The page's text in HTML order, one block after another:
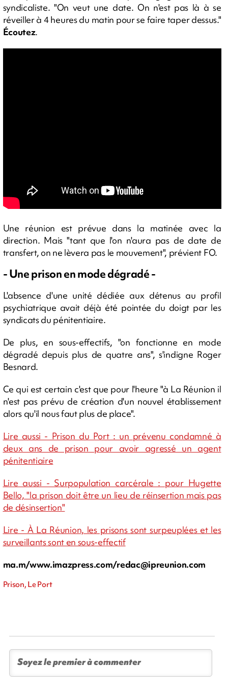
syndicaliste. "On veut une date. On n'est pas là à se
réveiller à 4 heures du matin pour se faire taper dessus."
Écoutez.
Une réunion est prévue dans la matinée avec la
direction. Mais "tant que l'on n'aura pas de date de
transfert, on ne lèvera pas le mouvement", prévient FO.
- Une prison en mode dégradé -
L'absence d'une unité dédiée aux détenus au profil
psychiatrique avait déjà été pointée du doigt par les
syndicats du pénitentiaire.
De plus, en sous-effectifs, "on fonctionne en mode
dégradé depuis plus de quatre ans", s'indigne Roger
Besnard.
Ce qui est certain c'est que pour l'heure "à La Réunion il
n'est pas prévu de création d'un nouvel établissement
alors qu'il nous faut plus de place".
Lire aussi - Prison du Port : un prévenu condamné à
deux ans de prison pour avoir agressé un agent
pénitentiaire
Lire aussi - Surpopulation carcérale : pour Hugette
Bello, "la prison doit être un lieu de réinsertion mais pas
de désinsertion"
Lire - À La Réunion, les prisons sont surpeuplées et les
surveillants sont en sous-effectif
ma.m/www.imazpress.com/redac@ipreunion.com
Prison, Le Port